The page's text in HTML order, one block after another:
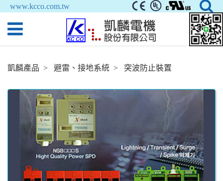
www.kcco.com.tw
凱麟產品 避雷、接地系統 突波防止裝置